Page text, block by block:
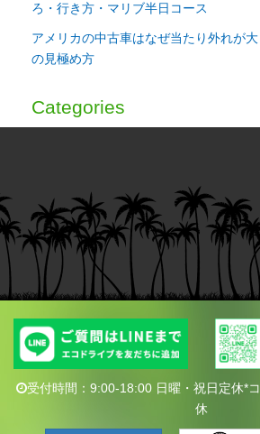
ろ・行き方・マリブ半日コース
アメリカの中古車はなぜ当たり外れが
の見極め方
Categories
受付時間：9:00-18:00 日曜・祝日定休*
休